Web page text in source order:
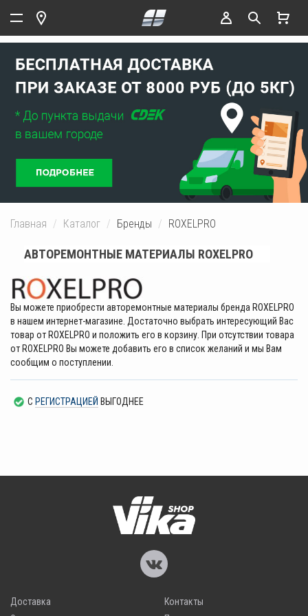
Главная Каталог Бренды ROXELPRO
АВТОРЕМОНТНЫЕ МАТЕРИАЛЫ ROXELPRO
Вы можете приобрести авторемонтные материалы бренда ROXELPRO
в нашем интернет-магазине. Достаточно выбрать интересующий Вас
товар от ROXELPRO и положить его в корзину. При отсутствии товара
от ROXELPRO Вы можете добавить его в список желаний и мы Вам
сообщим о поступлении.
С РЕГИСТРАЦИЕЙ ВЫГОДНЕЕ
Доставка
Контакты